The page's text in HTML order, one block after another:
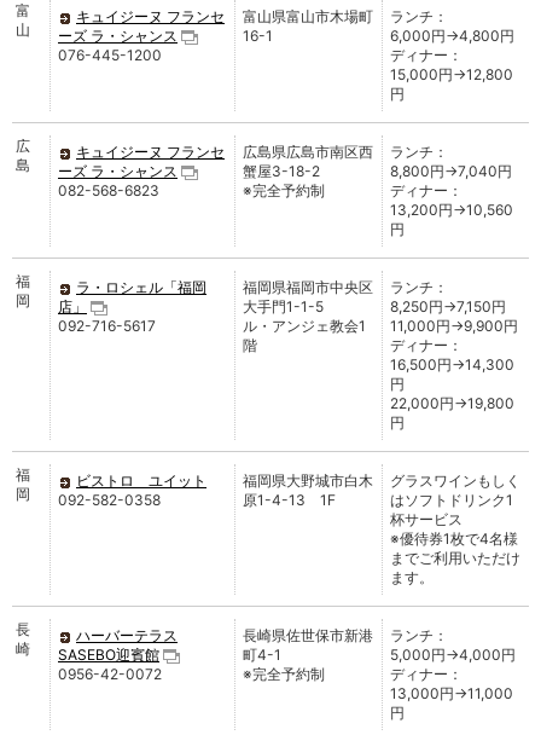
富
山
キュイジーヌ フランセ
ーズ ラ・シャンス
076-445-1200
富山県富山市木場町
16-1
ランチ：
6,000円→4,800円
ディナー：
15,000円→12,800
円
広
島
キュイジーヌ フランセ
ーズ ラ・シャンス
082-568-6823
広島県広島市南区西
蟹屋3-18-2
※完全予約制
ランチ：
8,800円→7,040円
ディナー：
13,200円→10,560
円
福
岡
ラ・ロシェル「福岡
店」
092-716-5617
福岡県福岡市中央区
大手門1-1-5
ル・アンジェ教会1
階
ランチ：
8,250円→7,150円
11,000円→9,900円
ディナー：
16,500円→14,300
円
22,000円→19,800
円
福
岡
ビストロ ユイット
092-582-0358
福岡県大野城市白木
原1-4-13 1F
グラスワインもしく
はソフトドリンク1
杯サービス
※優待券1枚で4名様
までご利用いただけ
ます。
長
崎
ハーバーテラス
SASEBO迎賓館
0956-42-0072
長崎県佐世保市新港
町4-1
※完全予約制
ランチ：
5,000円→4,000円
ディナー：
13,000円→11,000
円